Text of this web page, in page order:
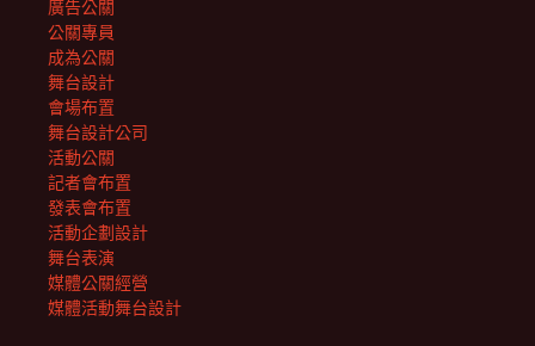
廣告公關
公關專員
成為公關
舞台設計
會場布置
舞台設計公司
活動公關
記者會布置
發表會布置
活動企劃設計
舞台表演
媒體公關經營
媒體活動舞台設計